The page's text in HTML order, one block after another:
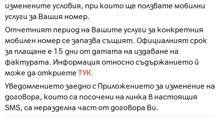
изменените условия, при които ще ползвате мобилни
услуги за Вашия номер.
Отчетният период на Вашите услуги за конкретния
мобилен номер се запазва същият. Официалният срок
за плащане е 15 дни от датата на издаване на
фактурата. Информация относно съдържанието й
може да откриете ТУК.
Уведомлението заедно с Приложението за изменение на
договора, които са посочени на линка в настоящия
SMS, са неразделна част от договора Ви.